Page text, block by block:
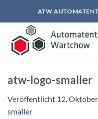
springen
ATW
atw-logo-smaller
Veröffentlicht 12.
smaller